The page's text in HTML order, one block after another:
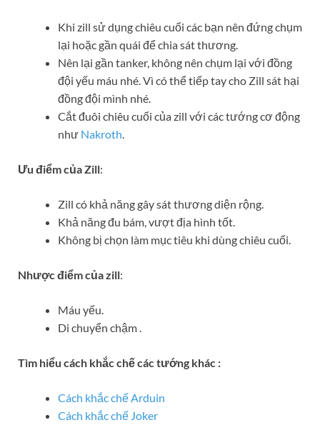
Khi zill sử dụng chiêu cuối các bạn nên đứng chụm
lại hoặc gần quái để chia sát thương.
Nên lại gần tanker, không nên chụm lại với đồng
đội yếu máu nhé. Vì có thể tiếp tay cho Zill sát hại
đồng đội mình nhé.
Cắt đuôi chiêu cuối của zill với các tướng cơ động
như Nakroth.
Ưu điểm của Zill:
Zill có khả năng gây sát thương diện rộng.
Khả năng đu bám, vượt địa hình tốt.
Không bị chọn làm mục tiêu khi dùng chiêu cuối.
Nhược điểm của zill:
Máu yếu.
Di chuyển chậm .
Tìm hiểu cách khắc chế các tướng khác :
Cách khắc chế Arduin
Cách khắc chế Joker